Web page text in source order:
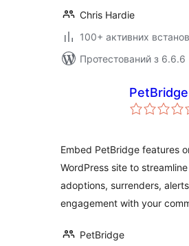
Chris Hardie
100+ активних
Протестований з 6.6.6
PetBridge
Embed PetBridge features
WordPress site to
adoptions, surrenders,
engagement with your
PetBridge